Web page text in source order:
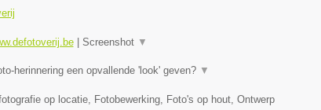
| Screenshot ▼
herinnering een opvallende 'look' geven? ▼
op locatie, Fotobewerking, Foto's op hout, Ontwerp